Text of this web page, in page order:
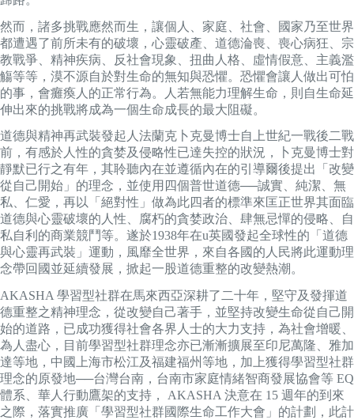
然而，諸多挑戰應然而生，讓個人、家庭、社會、國家乃至世界
都遭遇了前所未有的破壞，心靈破產、道德淪喪、喪心病狂、宗
教戰爭、精神疾病、反社會現象、扭曲人格、虛情假意、主義濫
觴等等，漠不源自於對生命的無知與恐懼。恐懼會讓人做出可怕
的事，會癱瘓人的正常行為。人若無能力理解生命，則自生命延
伸出來的挑戰將成為一個生命成長的最大阻礙。
道德與精神再武裝發起人法蘭克卜克曼博士自上世紀一戰後二戰
前，有感於人性的貪婪及侵略性已達失控的狀況，卜克曼博士對
靜默已行之有年，其聆聽內在並遵循內在的引導爾後提出「改變
從自己開始」的理念，並使用四個普世道德──誠實、純潔、無
私、仁愛，再以「絕對性」做為此四者的標準來匡正世界其面臨
道德與心靈破壞的人性、腐朽的貪婪政治、肆無忌憚的侵略、自
私自利的商業競鬥等。遂於1938年在u英國發起全球性的「道德
與心靈再武裝」運動，風靡全世界，來自各國的人民將此運動理
念帶回國並延續發展，掀起一股道德重整的改變熱潮。
AKASHA 學習型社群在馬來西亞深耕了二十年，堅守及發揮道
德重整之精神理念，從改變自己著手，並堅持改變生命從自己開
始的道路，已成功獲得社會各界人士的大力支持，為社會增暖、
為人盡心，目前學習型社群理念亦已漸漸擴展至印尼萬隆、雅加
達等地，中國上海市松江及福建福州等地，加上獲得學習型社群
理念的原發地──台灣台南，台南市家庭情緒智商發展協會等 EQ
體系、華人行動鷹架的支持， AKASHA 決意在 15 週年的到來
之際，落實推廣「學習型社群國際生命工作大會」的計劃，此計